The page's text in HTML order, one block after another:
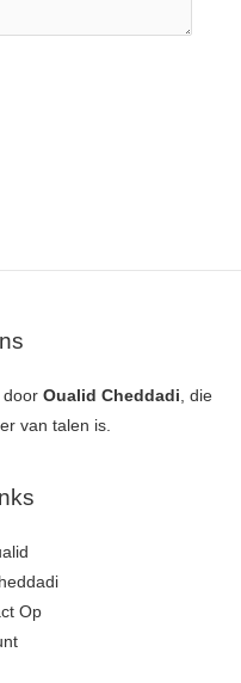
door Oualid Cheddadi, die
van talen is.
Op